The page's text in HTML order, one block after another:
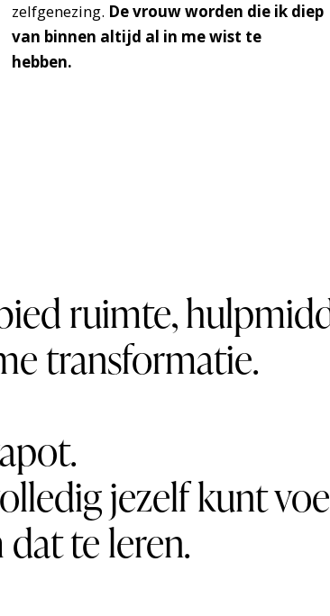
zelfgenezing. De vrouw worden die ik diep
van binnen altijd al in me wist te
hebben.
ruimte,
transformatie.
jezelf kunt
te leren.